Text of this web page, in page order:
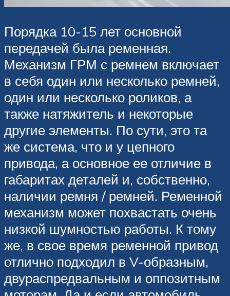
Порядка 10-15 лет основной
передачей была ременная.
Механизм ГРМ с ремнем включает
в себя один или несколько ремней,
один или несколько роликов, а
также натяжитель и некоторые
другие элементы. По сути, это та
же система, что и у цепного
привода, а основное ее отличие в
габаритах деталей и, собственно,
наличии ремня / ремней. Ременной
механизм может похвастать очень
низкой шумностью работы. К тому
же, в свое время ременной привод
отлично подходил в V-образным,
двураспредвальным и оппозитным